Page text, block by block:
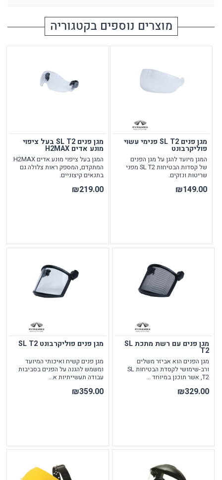
מוצרים נוספים בקטגוריה
מגן פנים SL T2 פנימי עשוי
פוליקרבונט
המגן מיועד להגן על מגן הפנים
של קסדות הבטיחות SL T2 מפני
שריטות ונזקים.
₪149.00
מגן פנים SL T2 בעל ציפוי
מונע אדים H2MAX
המגן בעל ציפוי מונע אדים H2MAX
המתקדם, המספק ראות צלולה גם
בתנאים קיצוניים.
₪219.00
מגן פנים עם רשת מתכת SL
T2
מגן הפנים הוא אביזר משלים
ורב-שימושי לקסדת הבטיחות SL
T2, אשר תוכנן במיוחד ...
₪329.00
מגן פנים פוליקרבונט SL T2
מגן פנים קשיח ואיכותי המיועד
ומשמש להגנה על הפנים בסביבות
עבודה תעשייתיות א...
₪359.00